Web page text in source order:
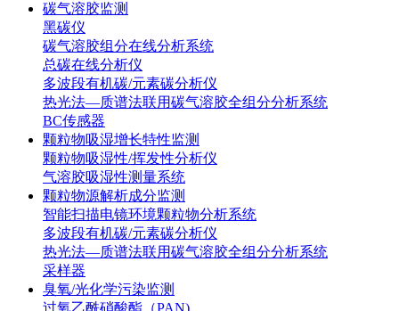
碳气溶胶监测
黑碳仪
碳气溶胶组分在线分析系统
总碳在线分析仪
多波段有机碳/元素碳分析仪
热光法—质谱法联用碳气溶胶全组分分析系统
BC传感器
颗粒物吸湿增长特性监测
颗粒物吸湿性/挥发性分析仪
气溶胶吸湿性测量系统
颗粒物源解析成分监测
智能扫描电镜环境颗粒物分析系统
多波段有机碳/元素碳分析仪
热光法—质谱法联用碳气溶胶全组分分析系统
采样器
臭氧/光化学污染监测
过氧乙酰硝酸酯（PAN)